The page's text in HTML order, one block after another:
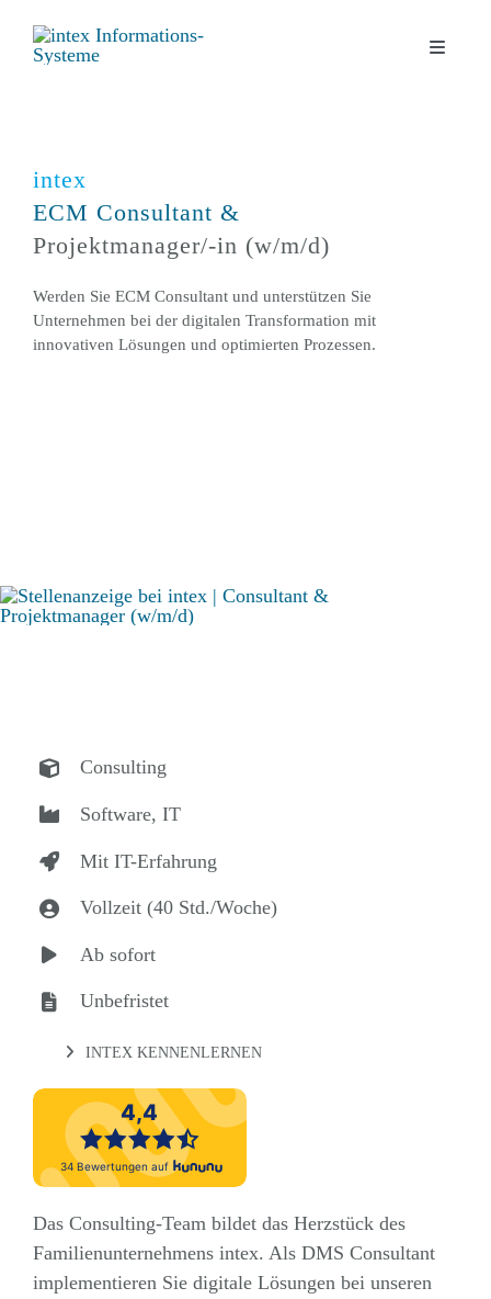
Inhalt
Toggle
Unternehmen
News
intex
ECM Consultant &
Projektmanager/-in (w/m/d)
Werden Sie ECM Consultant und unterstützen Sie
Unternehmen bei der digitalen Transformation mit
innovativen Lösungen und optimierten Prozessen.
Consulting
Software, IT
Mit IT-Erfahrung
Vollzeit (40 Std./Woche)
Ab sofort
Unbefristet
INTEX KENNENLERNEN
Das Consulting-Team bildet das Herzstück des
Familienunternehmens intex. Als DMS Consultant
implementieren Sie digitale Lösungen bei unseren